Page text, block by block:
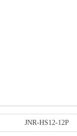
JNR-HS12-12P